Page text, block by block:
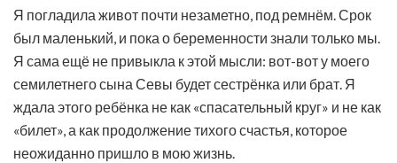
Я погладила живот почти незаметно, под ремнём. Срок
был маленький, и пока о беременности знали только мы.
Я сама ещё не привыкла к этой мысли: вот-вот у моего
семилетнего сына Севы будет сестрёнка или брат. Я
ждала этого ребёнка не как «спасательный круг» и не как
«билет», а как продолжение тихого счастья, которое
неожиданно пришло в мою жизнь.